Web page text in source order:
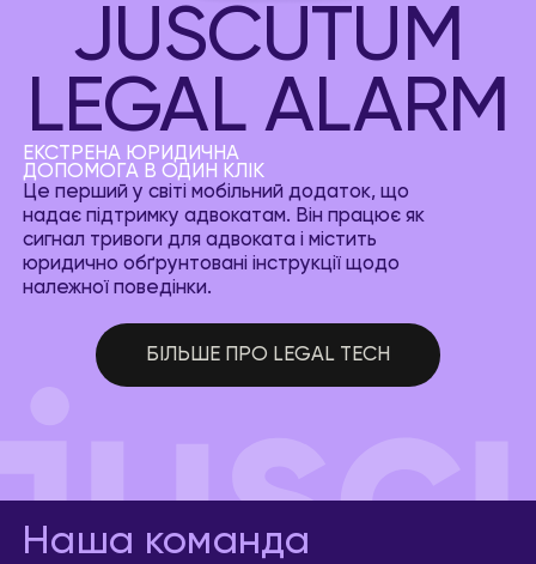
JUSCUTUM
LEGAL ALARM
ЕКСТРЕНА ЮРИДИЧНА
ДОПОМОГА В ОДИН КЛІК
Це перший у світі мобільний додаток, що
надає підтримку адвокатам. Він працює як
сигнал тривоги для адвоката і містить
юридично обґрунтовані інструкції щодо
належної поведінки.
БІЛЬШЕ ПРО LEGAL TECH
Наша команда